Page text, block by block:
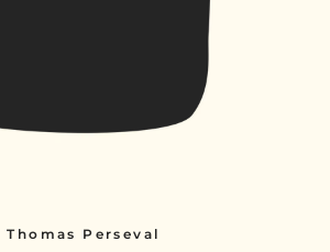
Thomas Perseval